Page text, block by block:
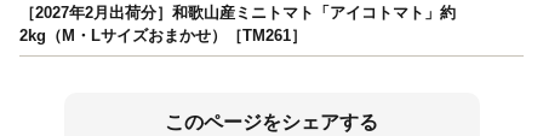
［2027年2月出荷分］和歌山産ミニトマト「アイコトマト」約
2kg（M・Lサイズおまかせ）［TM261］
このページをシェアする